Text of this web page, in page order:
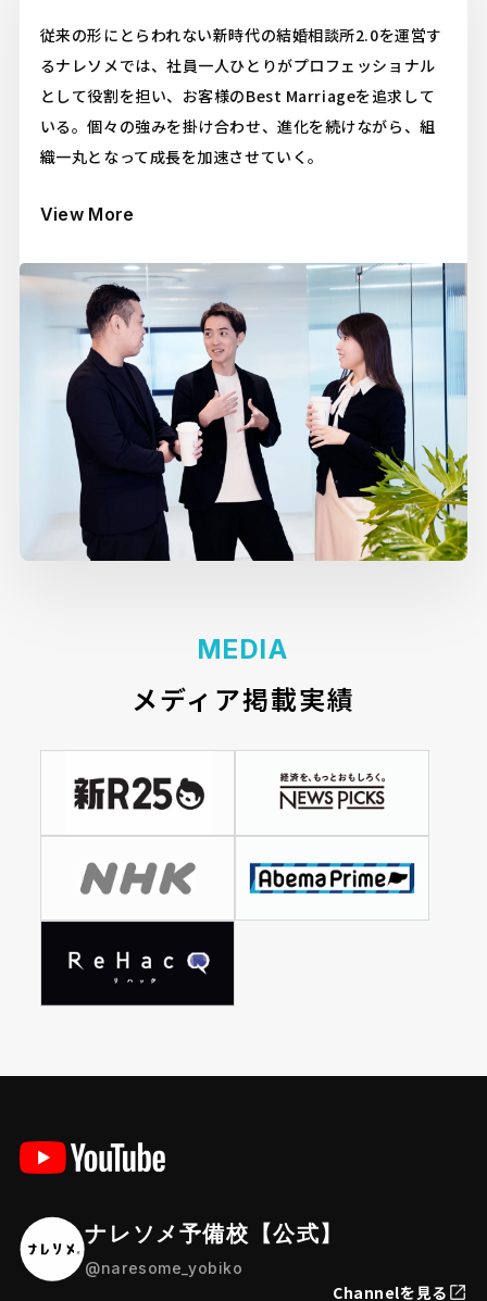
従来の形にとらわれない新時代の結婚相談所2.0を運営す
るナレソメでは、社員一人ひとりがプロフェッショナル
として役割を担い、お客様のBest Marriageを追求して
いる。個々の強みを掛け合わせ、進化を続けながら、組
織一丸となって成長を加速させていく。
View More
MEDIA
メディア掲載実績
ナレソメ予備校【公式】
@naresome_yobiko
Channelを見る